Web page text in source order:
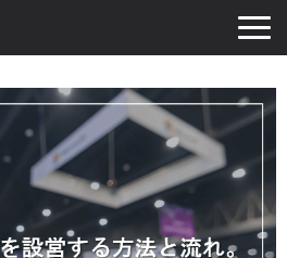
サービス
実績・導入事例
お知らせ
コラム